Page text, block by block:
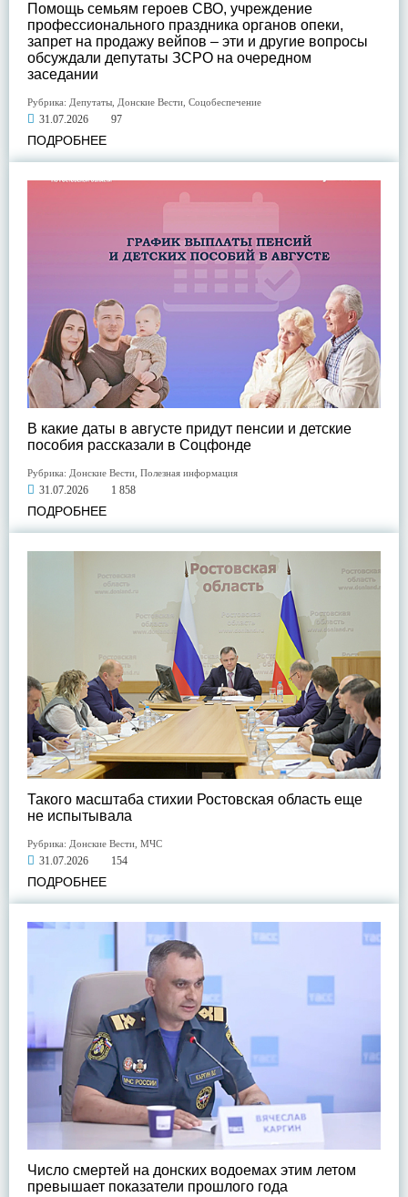
Помощь семьям героев СВО, учреждение
профессионального праздника органов опеки,
запрет на продажу вейпов – эти и другие вопросы
обсуждали депутаты ЗСРО на очередном
заседании
Рубрика: Депутаты Донские Вести Соцобеспечение
31.07.2026 97
ПОДРОБНЕЕ
В какие даты в августе придут пенсии и детские
пособия рассказали в Соцфонде
Рубрика: Донские Вести Полезная информация
31.07.2026 1 858
ПОДРОБНЕЕ
Такого масштаба стихии Ростовская область еще
не испытывала
Рубрика: Донские Вести МЧС
31.07.2026 154
ПОДРОБНЕЕ
Число смертей на донских водоемах этим летом
превышает показатели прошлого года